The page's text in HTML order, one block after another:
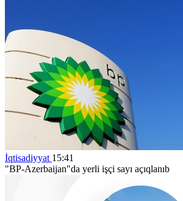
İqtisadiyyat 15:41
"BP-Azerbaijan"da yerli işçi sayı açıqlanıb